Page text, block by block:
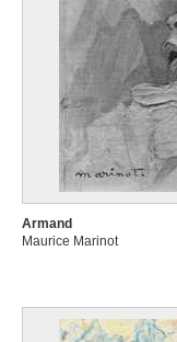
Armand
Maurice Marinot